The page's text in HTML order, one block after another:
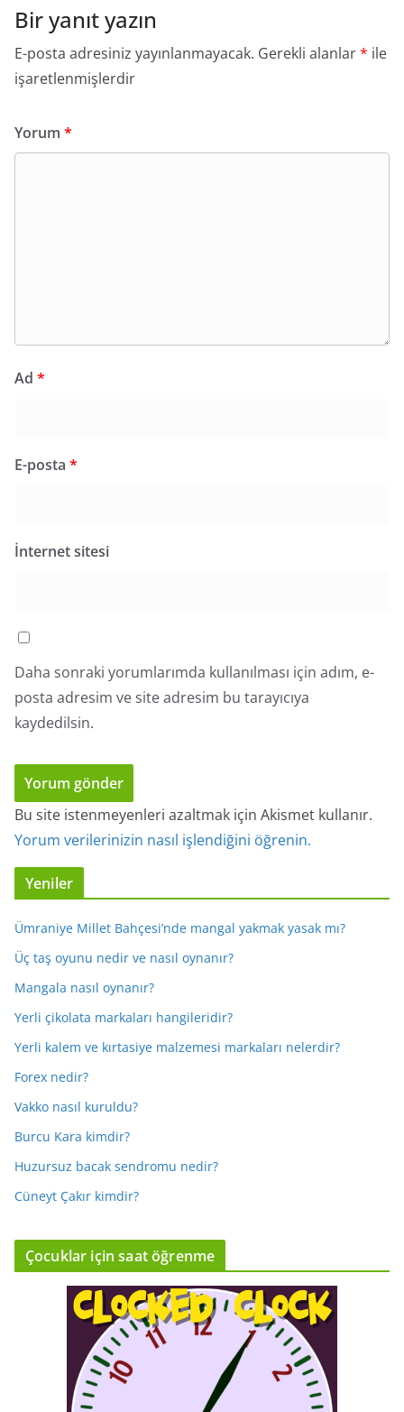
Bir yanıt yazın
E-posta adresiniz yayınlanmayacak. Gerekli alanlar* ile
işaretlenmişlerdir
Yorum *
Ad *
E-posta *
İnternet sitesi
Daha sonraki yorumlarımda kullanılması için adım, e-
posta adresim ve site adresim bu tarayıcıya
kaydedilsin.
Bu site istenmeyenleri azaltmak için Akismet kullanır.
Yorum verilerinizin nasıl işlendiğini öğrenin.
Yeniler
Ümraniye Millet Bahçesi’nde mangal yakmak yasak mı?
Üç taş oyunu nedir ve nasıl oynanır?
Mangala nasıl oynanır?
Yerli çikolata markaları hangileridir?
Yerli kalem ve kırtasiye malzemesi markaları nelerdir?
Forex nedir?
Vakko nasıl kuruldu?
Burcu Kara kimdir?
Huzursuz bacak sendromu nedir?
Cüneyt Çakır kimdir?
Çocuklar için saat öğrenme